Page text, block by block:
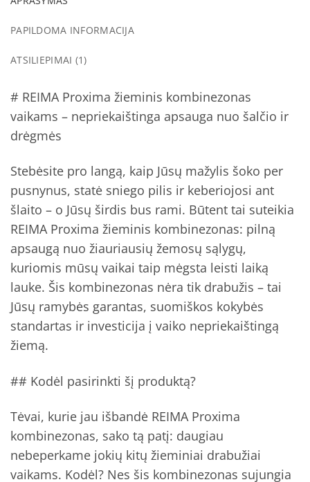
PAPILDOMA INFORMACIJA
ATSILIEPIMAI (1)
# REIMA Proxima žieminis kombinezonas
vaikams – nepriekaištinga apsauga nuo šalčio ir
drėgmės
Stebėsite pro langą, kaip Jūsų mažylis šoko per
pusnynus, statė sniego pilis ir keberiojosi ant
šlaito – o Jūsų širdis bus rami. Būtent tai suteikia
REIMA Proxima žieminis kombinezonas: pilną
apsaugą nuo žiauriausių žemosų sąlygų,
kuriomis mūsų vaikai taip mėgsta leisti laiką
lauke. Šis kombinezonas nėra tik drabužis – tai
Jūsų ramybės garantas, suomiškos kokybės
standartas ir investicija į vaiko nepriekaištingą
žiemą.
## Kodėl pasirinkti šį produktą?
Tėvai, kurie jau išbandė REIMA Proxima
kombinezonas, sako tą patį: daugiau
nebeperkame jokių kitų žieminiai drabužiai
vaikams. Kodėl? Nes šis kombinezonas sujungia